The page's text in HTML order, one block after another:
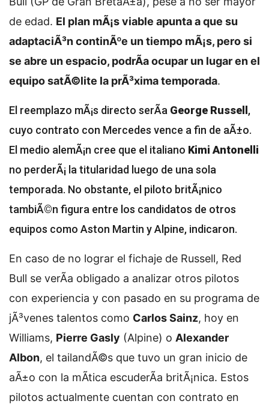
de edad. El plan mÃ¡s viable apunta a que su
adaptaciÃ³n continÃºe un tiempo mÃ¡s, pero si
se abre un espacio, podrÃ­a ocupar un lugar en el
equipo satÃ©lite la prÃ³xima temporada.
El reemplazo mÃ¡s directo serÃ­a George Russell ,
cuyo contrato con Mercedes vence a fin de aÃ±o.
El medio alemÃ¡n cree que el italiano Kimi Antonelli
no perderÃ¡ la titularidad luego de una sola
temporada. No obstante, el piloto britÃ¡nico
tambiÃ©n figura entre los candidatos de otros
equipos como Aston Martin y Alpine, indicaron.
En caso de no lograr el fichaje de Russell, Red
Bull se verÃ­a obligado a analizar otros pilotos
con experiencia y con pasado en su programa de
jÃ³venes talentos como Carlos Sainz, hoy en
Williams, Pierre Gasly (Alpine) o Alexander
Albon, el tailandÃ©s que tuvo un gran inicio de
aÃ±o con la mÃ­tica escuderÃ­a britÃ¡nica. Estos
pilotos actualmente cuentan con contrato en